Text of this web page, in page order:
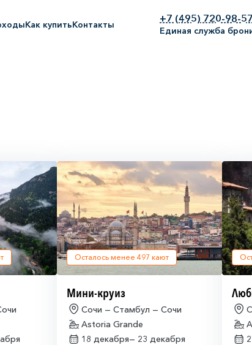
Как купитьКонтакты
+7 (495) 720-98-57
Единая служба
Осталось менее 497 кают
Мини-круиз
Сочи — Стамбул — Сочи
Astoria Grande
18 декабря— 23 декабря